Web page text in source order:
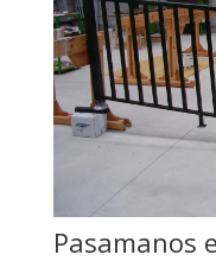
Pasamanos